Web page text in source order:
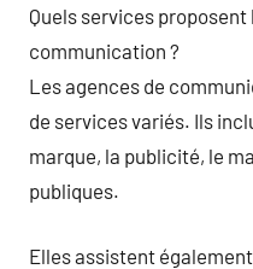
Quels services proposent
communication ?
Les agences de
de services variés. Ils
marque, la publicité, le
publiques.
Elles assistent